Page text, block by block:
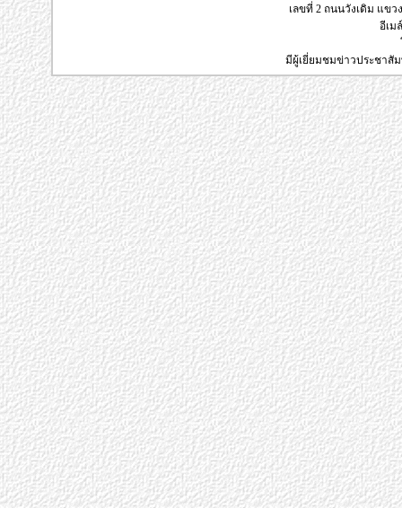
เลขที่ 2 ถนนวังเดิม แขว
อีเม
มีผู้เยี่ยมชมข่าวประชา